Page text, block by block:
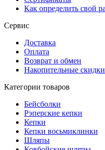
Как определить свой
Сервис
Доставка
Оплата
Возврат и обмен
Накопительные скидки
Категории товаров
Бейсболки
Рэперские кепки
Кепки
Кепки восьмиклинки
Шляпы